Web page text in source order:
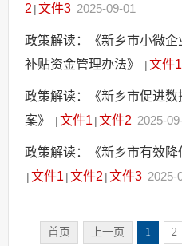
2 |文件3 2025-09-01
政策解读：《新乡市小微
补贴资金管理办法》
|文件1
政策解读：《新乡市促进
案》
|文件1 |文件2 2025-
政策解读：《新乡市有效降
|文件1 |文件2 |文件3 2025-
首页 上一页 1 2